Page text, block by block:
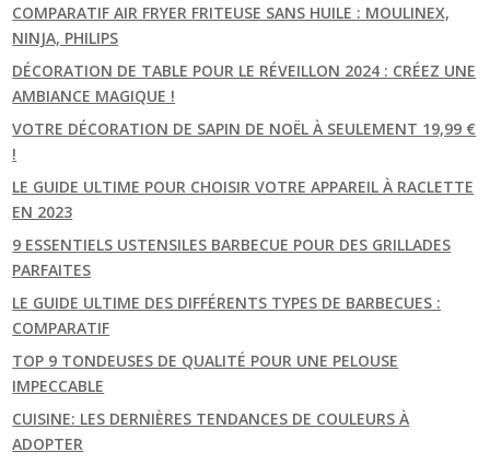
COMPARATIF AIR FRYER FRITEUSE SANS HUILE : MOULINEX,
NINJA, PHILIPS
DÉCORATION DE TABLE POUR LE RÉVEILLON 2024 : CRÉEZ UNE
AMBIANCE MAGIQUE !
VOTRE DÉCORATION DE SAPIN DE NOËL À SEULEMENT 19,99 €
!
LE GUIDE ULTIME POUR CHOISIR VOTRE APPAREIL À RACLETTE
EN 2023
9 ESSENTIELS USTENSILES BARBECUE POUR DES GRILLADES
PARFAITES
LE GUIDE ULTIME DES DIFFÉRENTS TYPES DE BARBECUES :
COMPARATIF
TOP 9 TONDEUSES DE QUALITÉ POUR UNE PELOUSE
IMPECCABLE
CUISINE: LES DERNIÈRES TENDANCES DE COULEURS À
ADOPTER